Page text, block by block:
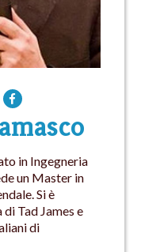
in Ingegneria
un Master in
Si è
Tad James e
di